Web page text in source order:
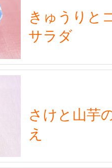
きゅうりと
サラダ
さけと山芋
え